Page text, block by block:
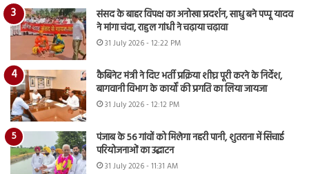
संसद के बाहर विपक्ष का अनोखा प्रदर्शन, साधु बने पप्पू यादव
ने मांगा चंदा, राहुल गांधी ने चढ़ाया चढ़ावा
31 July 2026 - 12:22 PM
कैबिनेट मंत्री ने दिए भर्ती प्रक्रिया शीघ्र पूरी करने के निर्देश,
बागवानी विभाग के कार्यों की प्रगति का लिया जायजा
31 July 2026 - 12:12 PM
पंजाब के 56 गांवों को मिलेगा नहरी पानी, शुतराना में सिंचाई
परियोजनाओं का उद्घाटन
31 July 2026 - 11:31 AM